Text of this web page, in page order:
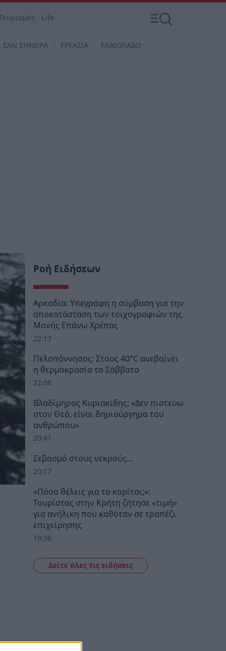
Life
ΣΑΝ ΣΗΜΕΡΑ ΕΡΓΑΣΙΑ ΕΛΑΙΟΛΑΔΟ
Ροή Ειδήσεων
Αρκαδία: Υπεγράφη η σύμβαση για την
αποκατάσταση των τοιχογραφιών της
Μονής Επάνω Χρέπας
22:17
Πελοπόννησος: Στους 40°C ανεβαίνει
η θερμοκρασία το Σάββατο
22:06
Βλαδίμηρος Κυριακίδης: «Δεν πιστεύω
στον Θεό, είναι δημιούργημα του
ανθρώπου»
20:41
Σεβασμό στους νεκρούς…
20:17
«Πόσα θέλεις για το κορίτσι;»:
Τουρίστας στην Κρήτη ζήτησε «τιμή»
για ανήλικη που καθόταν σε τραπέζι
επιχείρησης
19:56
Δείτε όλες τις ειδήσεις